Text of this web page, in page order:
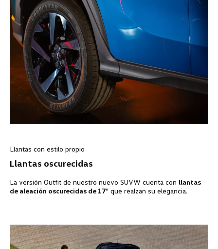
Llantas con estilo propio
Llantas oscurecidas
La versión Outfit de nuestro nuevo SUVW cuenta con llantas
de aleación oscurecidas de 17” que realzan su elegancia.